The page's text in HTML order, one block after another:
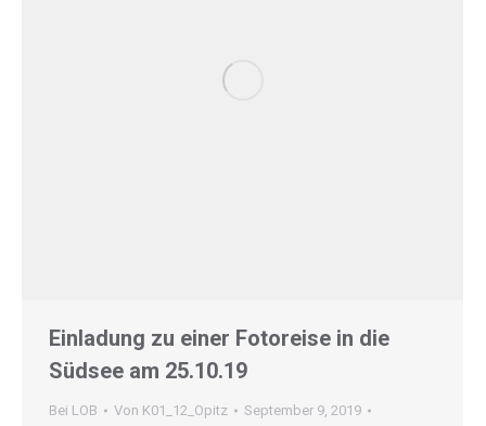
Einladung zu einer Fotoreise in die
Südsee am 25.10.19
Bei LOB Von K01_12_Opitz
September 9, 2019